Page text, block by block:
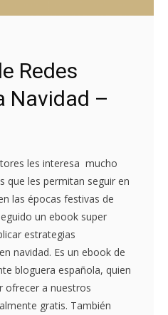
Redes
Navidad –
les interesa mucho
que les permitan seguir en
las épocas festivas de
un ebook super
estrategias
navidad. Es un ebook de
bloguera española, quien
ofrecer a nuestros
gratis. También